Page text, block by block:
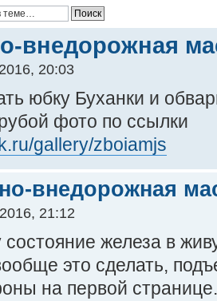
внедорожная
20:03
юбку Буханки и
фото по ссылки
gallery/zboiamjs
внедорожная
21:12
железа в
это сделать,
на первой